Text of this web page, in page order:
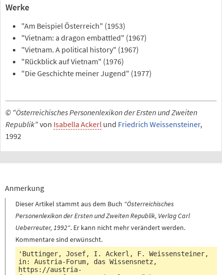
Werke
"Am Beispiel Österreich" (1953)
"Vietnam: a dragon embattled" (1967)
"Vietnam. A political history" (1967)
"Rückblick auf Vietnam" (1976)
"Die Geschichte meiner Jugend" (1977)
© "Österreichisches Personenlexikon der Ersten und Zweiten
Republik"von Isabella Ackerl und Friedrich Weissensteiner,
1992
Anmerkung
Dieser Artikel stammt aus dem Buch "Österreichisches
Personenlexikon der Ersten und Zweiten Republik, Verlag Carl
Ueberreuter, 1992". Er kann nicht mehr verändert werden.
Kommentare sind erwünscht.
'Buttinger, Josef, I. Ackerl, F. Weissensteiner,
in: Austria-Forum, das Wissensnetz,
https://austria-